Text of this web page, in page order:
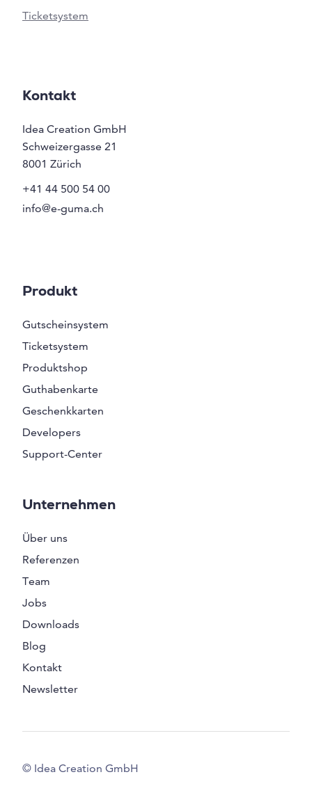
Ticketsystem
Kontakt
Idea Creation GmbH
Schweizergasse 21
8001 Zürich
+41 44 500 54 00
info@e-guma.ch
Produkt
Gutscheinsystem
Ticketsystem
Produktshop
Guthabenkarte
Geschenkkarten
Developers
Support-Center
Unternehmen
Über uns
Referenzen
Team
Jobs
Downloads
Blog
Kontakt
Newsletter
© Idea Creation GmbH